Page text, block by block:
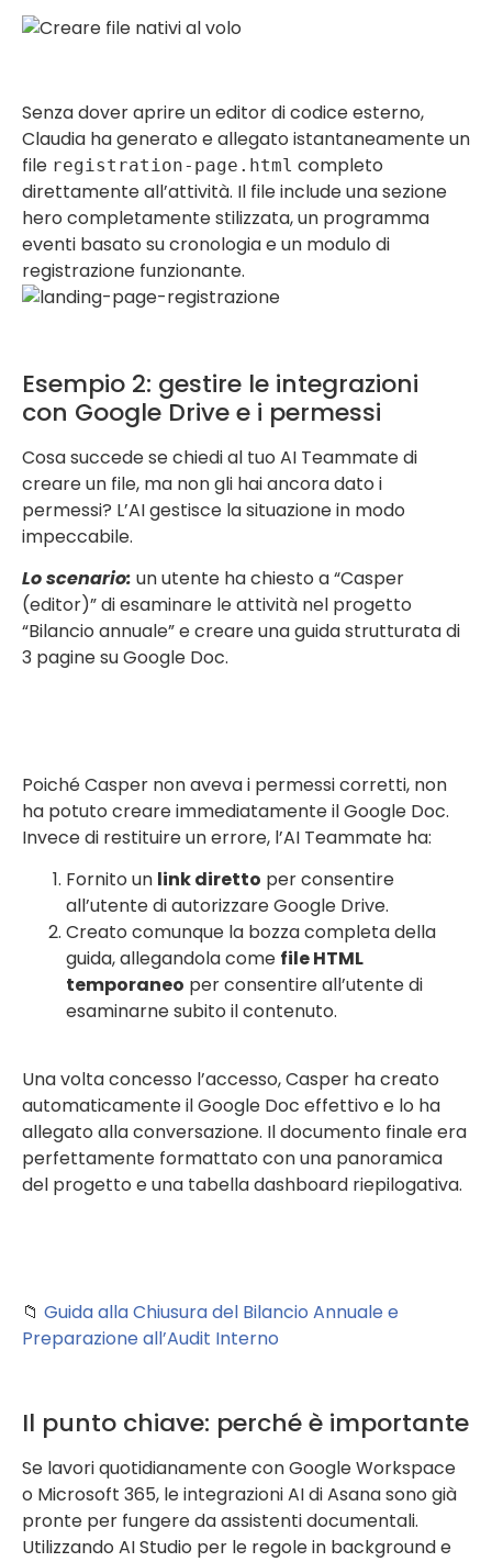
Senza dover aprire un editor di codice esterno,
Claudia ha generato e allegato istantaneamente un
file registration-page.html completo
direttamente all’attività. Il file include una sezione
hero completamente stilizzata, un programma
eventi basato su cronologia e un modulo di
registrazione funzionante.
Esempio 2: gestire le integrazioni
con Google Drive e i permessi
Cosa succede se chiedi al tuo AI Teammate di
creare un file, ma non gli hai ancora dato i
permessi? L’AI gestisce la situazione in modo
impeccabile.
Lo scenario: un utente ha chiesto a “Casper
(editor)” di esaminare le attività nel progetto
“Bilancio annuale” e creare una guida strutturata di
3 pagine su Google Doc.
Poiché Casper non aveva i permessi corretti, non
ha potuto creare immediatamente il Google Doc.
Invece di restituire un errore, l’AI Teammate ha:
Fornito un link diretto per consentire
all’utente di autorizzare Google Drive.
Creato comunque la bozza completa della
guida, allegandola come file HTML
temporaneo per consentire all’utente di
esaminarne subito il contenuto.
Una volta concesso l’accesso, Casper ha creato
automaticamente il Google Doc effettivo e lo ha
allegato alla conversazione. Il documento finale era
perfettamente formattato con una panoramica
del progetto e una tabella dashboard riepilogativa.
📁 Guida alla Chiusura del Bilancio Annuale e
Preparazione all’Audit Interno
Il punto chiave: perché è importante
Se lavori quotidianamente con Google Workspace
o Microsoft 365, le integrazioni AI di Asana sono già
pronte per fungere da assistenti documentali.
Utilizzando AI Studio per le regole in background e